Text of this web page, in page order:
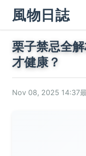
風物日誌
栗子禁忌全
才健康？
Nov 08, 2025 14:37